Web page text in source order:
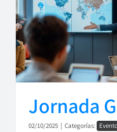
Jornada
02/10/2025 | Categorías: